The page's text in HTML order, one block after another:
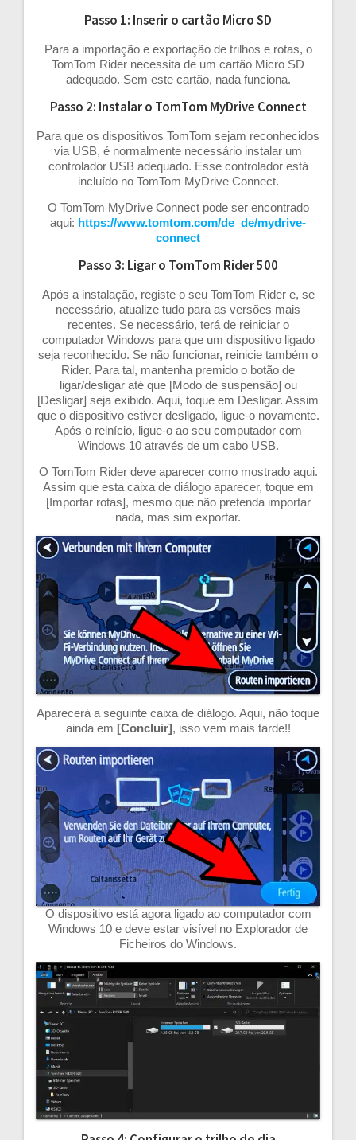
Passo 1: Inserir o cartão Micro SD
Para a importação e exportação de trilhos e rotas, o
TomTom Rider necessita de um cartão Micro SD
adequado. Sem este cartão, nada funciona.
Passo 2: Instalar o TomTom MyDrive Connect
Para que os dispositivos TomTom sejam reconhecidos
via USB, é normalmente necessário instalar um
controlador USB adequado. Esse controlador está
incluído no TomTom MyDrive Connect.
O TomTom MyDrive Connect pode ser encontrado
aqui: https://www.tomtom.com/de_de/mydrive-
connect
Passo 3: Ligar o TomTom Rider 500
Após a instalação, registe o seu TomTom Rider e, se
necessário, atualize tudo para as versões mais
recentes. Se necessário, terá de reiniciar o
computador Windows para que um dispositivo ligado
seja reconhecido. Se não funcionar, reinicie também o
Rider. Para tal, mantenha premido o botão de
ligar/desligar até que [Modo de suspensão] ou
[Desligar] seja exibido. Aqui, toque em Desligar. Assim
que o dispositivo estiver desligado, ligue-o novamente.
Após o reinício, ligue-o ao seu computador com
Windows 10 através de um cabo USB.
O TomTom Rider deve aparecer como mostrado aqui.
Assim que esta caixa de diálogo aparecer, toque em
[Importar rotas], mesmo que não pretenda importar
nada, mas sim exportar.
Aparecerá a seguinte caixa de diálogo. Aqui, não toque
ainda em [Concluir], isso vem mais tarde!!
O dispositivo está agora ligado ao computador com
Windows 10 e deve estar visível no Explorador de
Ficheiros do Windows.